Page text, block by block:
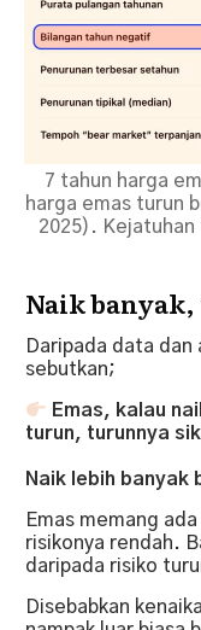
7 tahun harga
harga emas turun
2025). Kejatuhan
Naik
Daripada data dan
sebutkan;
Emas, kalau
turun, turunnya
Naik lebih banyak
Emas memang
risikonya rendah.
daripada risiko
Disebabkan